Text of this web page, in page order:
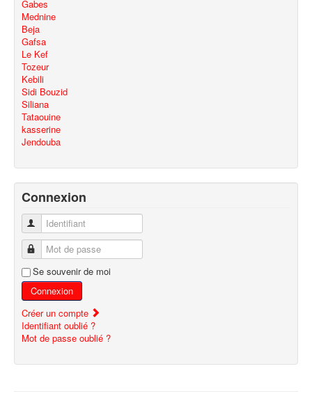
Gabes
Mednine
Beja
Gafsa
Le Kef
Tozeur
Kebili
Sidi Bouzid
Siliana
Tataouine
kasserine
Jendouba
Connexion
Identifiant
Mot de passe
Se souvenir de moi
Connexion
Créer un compte
Identifiant oublié ?
Mot de passe oublié ?